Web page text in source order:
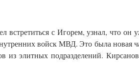
встретиться с Игорем, узнал, что он
войск МВД. Это была новая
из элитных подразделений. Кирсанов